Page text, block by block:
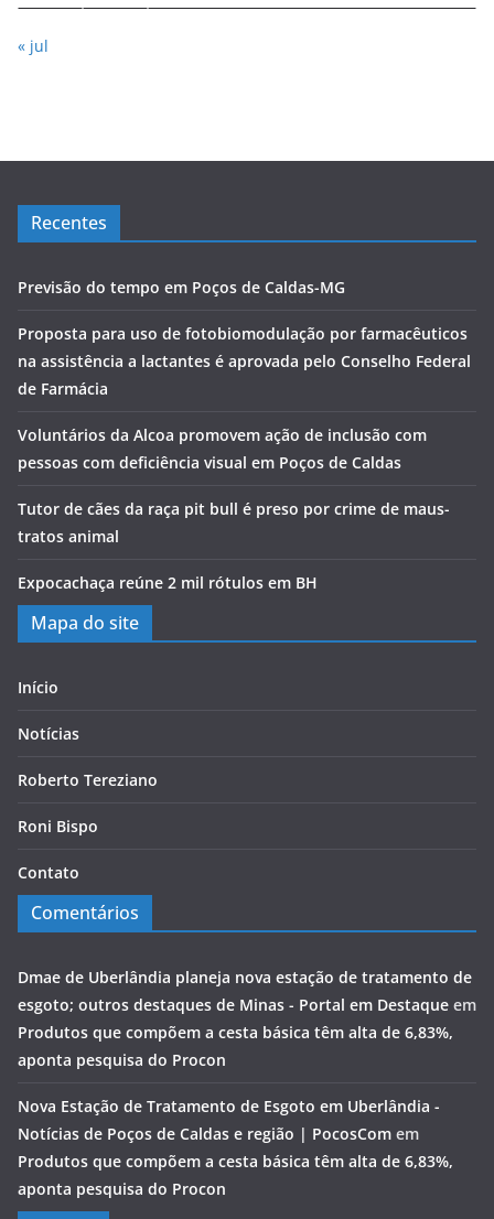
« jul
Recentes
Previsão do tempo em Poços de Caldas-MG
Proposta para uso de fotobiomodulação por farmacêuticos
na assistência a lactantes é aprovada pelo Conselho Federal
de Farmácia
Voluntários da Alcoa promovem ação de inclusão com
pessoas com deficiência visual em Poços de Caldas
Tutor de cães da raça pit bull é preso por crime de maus-
tratos animal
Expocachaça reúne 2 mil rótulos em BH
Mapa do site
Início
Notícias
Roberto Tereziano
Roni Bispo
Contato
Comentários
Dmae de Uberlândia planeja nova estação de tratamento de
esgoto; outros destaques de Minas - Portal em Destaque em
Produtos que compõem a cesta básica têm alta de 6,83%,
aponta pesquisa do Procon
Nova Estação de Tratamento de Esgoto em Uberlândia -
Notícias de Poços de Caldas e região | PocosCom em
Produtos que compõem a cesta básica têm alta de 6,83%,
aponta pesquisa do Procon